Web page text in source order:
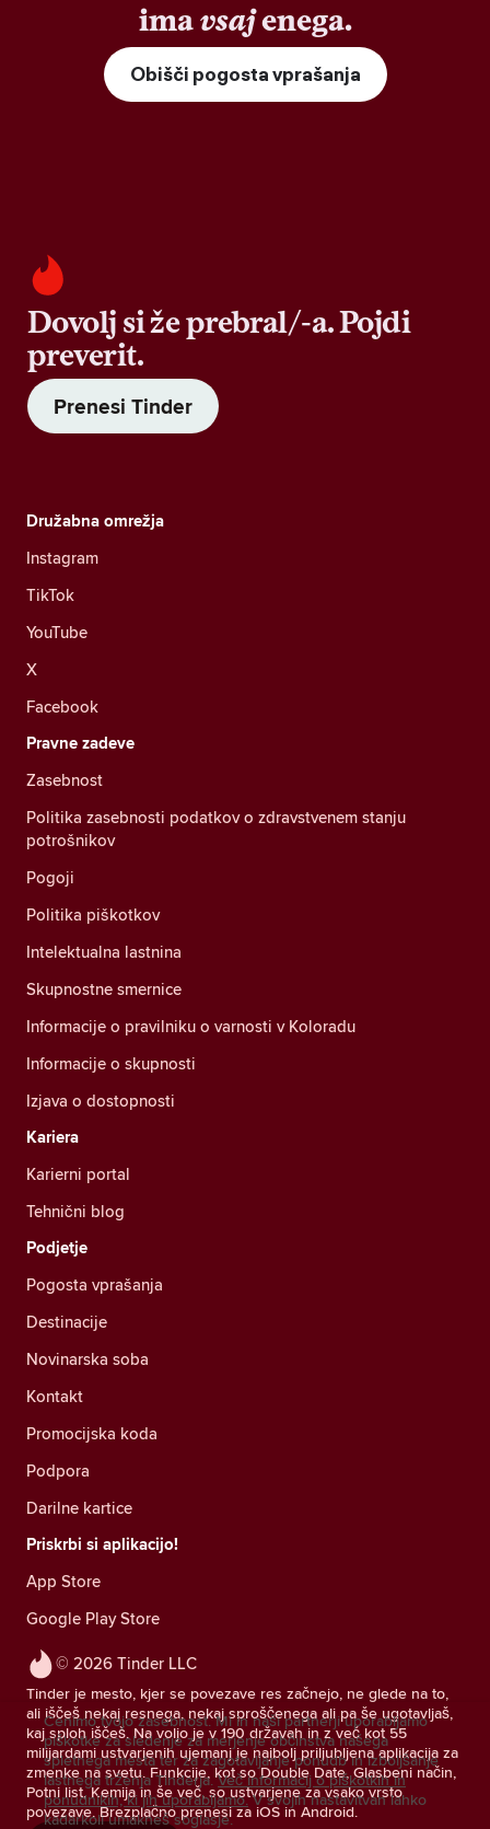
imavsajenega.
Obišči pogosta vprašanja
Dovolj si že prebral/-a. Pojdi
preverit.
Prenesi Tinder
© 2026 Tinder LLC
Tinder je mesto, kjer se povezave res začnejo, ne glede na to,
ali iščeš nekaj resnega, nekaj sproščenega ali pa še ugotavljaš,
kaj sploh iščeš. Na voljo je v 190 državah in z več kot 55
milijardami ustvarjenih ujemanj je najbolj priljubljena aplikacija za
zmenke na svetu. Funkcije, kot so Double Date, Glasbeni način,
Potni list, Kemija in še več, so ustvarjene za vsako vrsto
povezave. Brezplačno prenesi za iOS in Android.
Družabna omrežja
Instagram
TikTok
YouTube
X
Facebook
Pravne zadeve
Zasebnost
Politika zasebnosti podatkov o zdravstvenem stanju
potrošnikov
Pogoji
Politika piškotkov
Intelektualna lastnina
Skupnostne smernice
Informacije o pravilniku o varnosti v Koloradu
Informacije o skupnosti
Izjava o dostopnosti
Kariera
Karierni portal
Tehnični blog
Podjetje
Pogosta vprašanja
Destinacije
Novinarska soba
Kontakt
Promocijska koda
Podpora
Darilne kartice
Priskrbi si aplikacijo!
App Store
Google Play Store
Cenimo tvojo zasebnost. Mi in naši partnerji uporabljamo
piškotke za sledenje za merjenje občinstva našega
spletnega mesta ter za zagotavljanje ponudb in izboljšanje
lastnega trženja Tinderja. Več informacij o piškotkih in
ponudnikih, ki jih uporabljamo. V svojih nastavitvah lahko
kadarkoli umakneš soglasje.